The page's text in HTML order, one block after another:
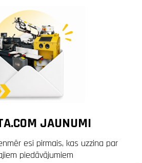
JAUNUMI
esi pirmais, kas uzzina par
piedāvājumiem